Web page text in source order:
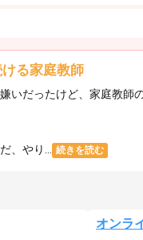
る家庭教師
だったけど、家庭教
、やり... 続きを読む
オンラ